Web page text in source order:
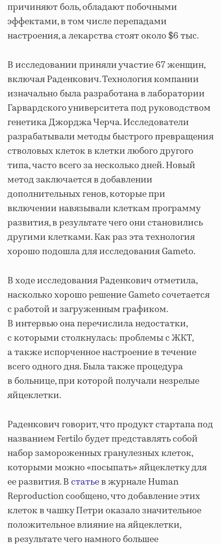
причиняют боль, обладают побочными
эффектами, в том числе перепадами
настроения, а лекарства стоят около $6 тыс.
В исследовании приняли участие 67 женщин,
включая Раденкович. Технология компании
изначально была разработана в лаборатории
Гарвардского университета под руководством
генетика Джорджа Черча. Исследователи
разрабатывали методы быстрого превращения
стволовых клеток в клетки любого другого
типа, часто всего за несколько дней. Новый
метод заключается в добавлении
дополнительных генов, которые при
включении навязывали клеткам программу
развития, в результате чего они становились
другими клетками. Как раз эта технология
хорошо подошла для исследования Gameto.
В ходе исследования Раденкович отметила,
насколько хорошо решение Gameto сочетается
с работой и загруженным графиком.
В интервью она перечислила недостатки,
с которыми столкнулась: проблемы с ЖКТ,
а также испорченное настроение в течение
всего одного дня. Была также процедура
в больнице, при которой получали незрелые
яйцеклетки.
Раденкович говорит, что продукт стартапа под
названием Fertilo будет представлять собой
набор замороженных гранулезных клеток,
которыми можно «посыпать» яйцеклетку для
ее развития. Встатьев журнале Human
Reproduction сообщено, что добавление этих
клеток в чашку Петри оказало значительное
положительное влияние на яйцеклетки,
в результате чего намного большее